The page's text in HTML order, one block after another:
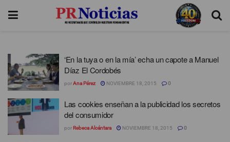
‘En la tuya o en la mía’ echa un capote a Manuel
Díaz El Cordobés
porAna Pérez NOVIEMBRE 18, 2015 0
Las cookies enseñan a la publicidad los secretos
del consumidor
por Rebeca Alcántara NOVIEMBRE 18, 2015 0